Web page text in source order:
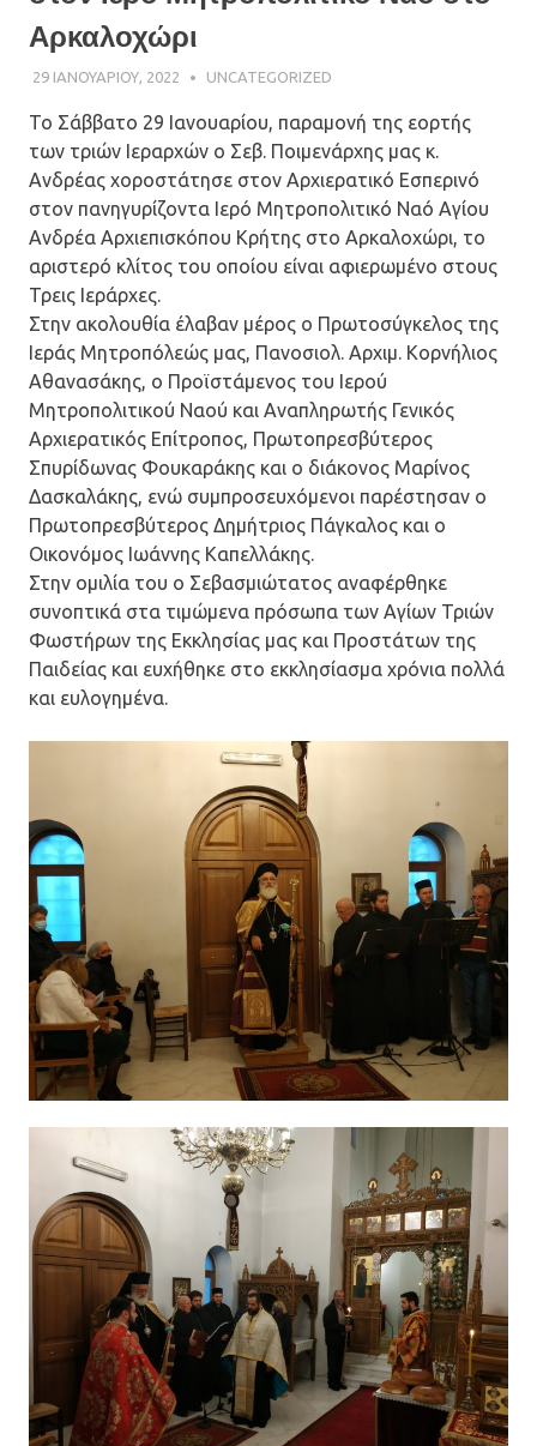
Αρκαλοχώρι
29 ΙΑΝΟΥΑΡΊΟΥ, 2022 ΠΑΤΉΡ ΜΙΧΑΉΛ ΠΑΠΑΪΩΆΝΝΟΥ
UNCATEGORIZED
Το Σάββατο 29 Ιανουαρίου, παραμονή της εορτής
των τριών Ιεραρχών ο Σεβ. Ποιμενάρχης μας κ.
Ανδρέας χοροστάτησε στον Αρχιερατικό Εσπερινό
στον πανηγυρίζοντα Ιερό Μητροπολιτικό Ναό Αγίου
Ανδρέα Αρχιεπισκόπου Κρήτης στο Αρκαλοχώρι, το
αριστερό κλίτος του οποίου είναι αφιερωμένο στους
Τρεις Ιεράρχες.
Στην ακολουθία έλαβαν μέρος ο Πρωτοσύγκελος της
Ιεράς Μητροπόλεώς μας, Πανοσιολ. Αρχιμ. Κορνήλιος
Αθανασάκης, ο Προϊστάμενος του Ιερού
Μητροπολιτικού Ναού και Αναπληρωτής Γενικός
Αρχιερατικός Επίτροπος, Πρωτοπρεσβύτερος
Σπυρίδωνας Φουκαράκης και ο διάκονος Μαρίνος
Δασκαλάκης, ενώ συμπροσευχόμενοι παρέστησαν ο
Πρωτοπρεσβύτερος Δημήτριος Πάγκαλος και ο
Οικονόμος Ιωάννης Καπελλάκης.
Στην ομιλία του ο Σεβασμιώτατος αναφέρθηκε
συνοπτικά στα τιμώμενα πρόσωπα των Αγίων Τριών
Φωστήρων της Εκκλησίας μας και Προστάτων της
Παιδείας και ευχήθηκε στο εκκλησίασμα χρόνια πολλά
και ευλογημένα.